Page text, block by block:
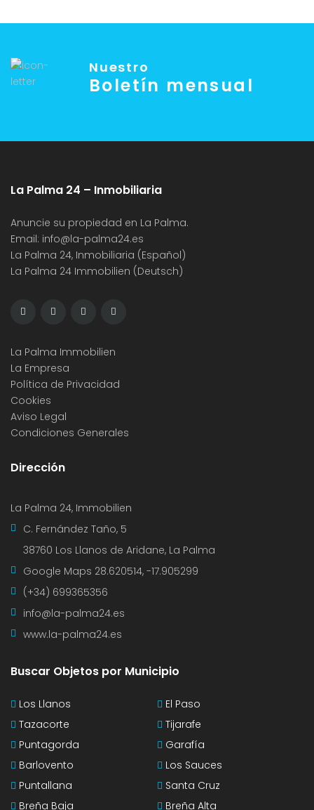
Nuestro
Boletín mensual
La Palma 24 – Inmobiliaria
Anuncie su propiedad en La Palma.
Email: info@la-palma24.es
La Palma 24, Inmobiliaria (Español)
La Palma 24 Immobilien (Deutsch)
La Palma Immobilien
La Empresa
Política de Privacidad
Cookies
Aviso Legal
Condiciones Generales
Dirección
La Palma 24, Immobilien
C. Fernández Taño, 5
38760 Los Llanos de Aridane, La Palma
Google Maps 28.620514, -17.905299
(+34) 699365356
info@la-palma24.es
www.la-palma24.es
Buscar Objetos por Municipio
Los Llanos
El Paso
Tazacorte
Tijarafe
Puntagorda
Garafía
Barlovento
Los Sauces
Puntallana
Santa Cruz
Breña Baja
Breña Alta